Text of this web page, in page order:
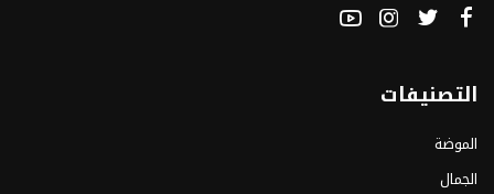
التصنيفات
الموضة
الجمال